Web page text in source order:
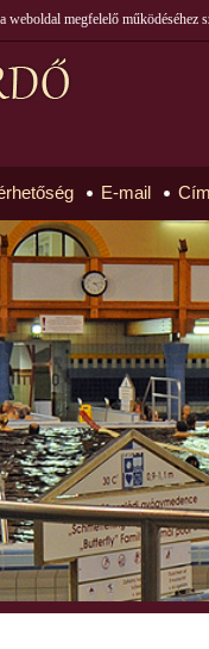
megfelelő működéséhez
E-mail